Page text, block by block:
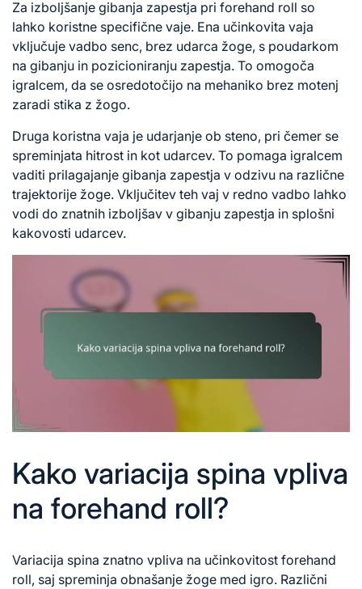
Za izboljšanje gibanja zapestja pri forehand roll so
lahko koristne specifične vaje. Ena učinkovita vaja
vključuje vadbo senc, brez udarca žoge, s poudarkom
na gibanju in pozicioniranju zapestja. To omogoča
igralcem, da se osredotočijo na mehaniko brez motenj
zaradi stika z žogo.
Druga koristna vaja je udarjanje ob steno, pri čemer se
spreminjata hitrost in kot udarcev. To pomaga igralcem
vaditi prilagajanje gibanja zapestja v odzivu na različne
trajektorije žoge. Vključitev teh vaj v redno vadbo lahko
vodi do znatnih izboljšav v gibanju zapestja in splošni
kakovosti udarcev.
Kako variacija spina vpliva
na forehand roll?
Variacija spina znatno vpliva na učinkovitost forehand
roll, saj spreminja obnašanje žoge med igro. Različni